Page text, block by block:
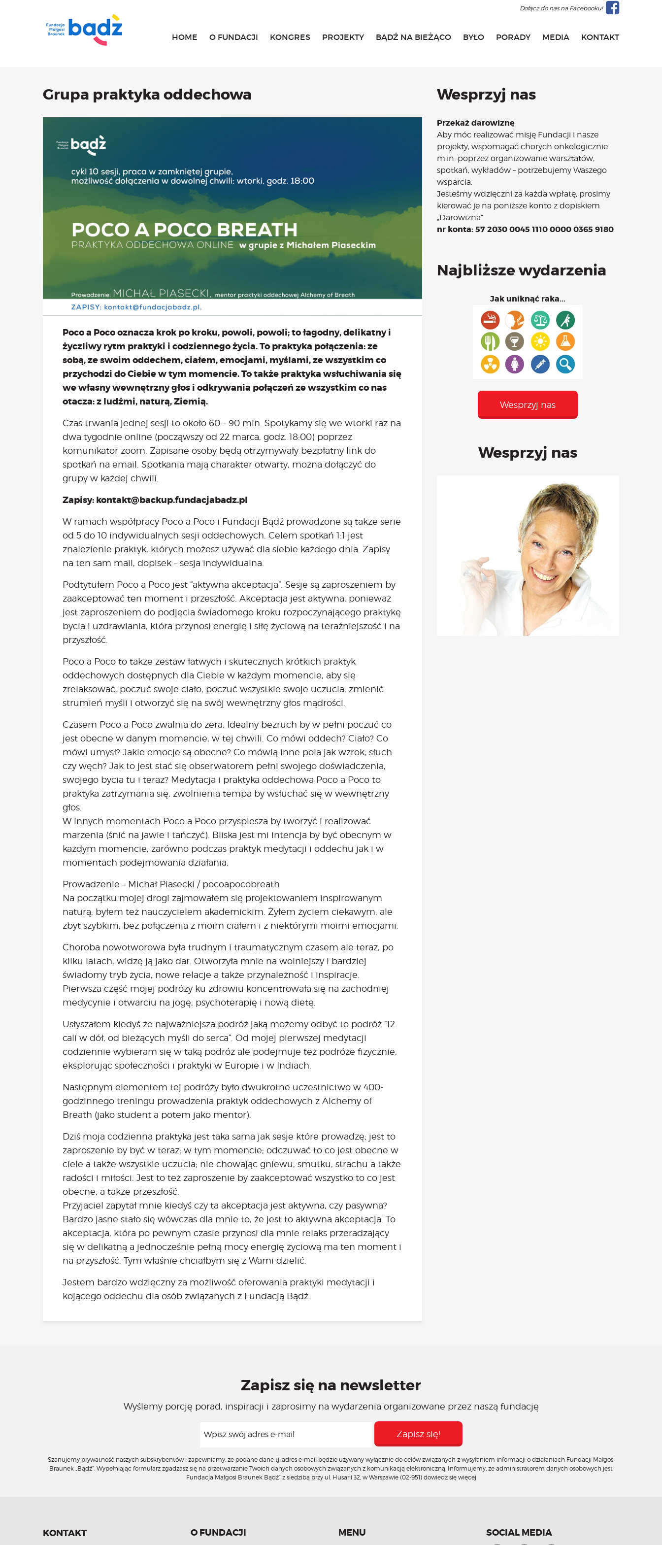
HOME O FUNDACJI KONGRES PROJEKTY BĄDŹ NA BIEŻĄCO BYŁO PORADY MEDIA KONTAKT
Dołącz do nas na Facebooku!
Grupa praktyka oddechowa
Poco a Poco oznacza krok po kroku, powoli, powoli; to łagodny, delikatny i
życzliwy rytm praktyki i codziennego życia. To praktyka połączenia: ze
sobą, ze swoim oddechem, ciałem, emocjami, myślami, ze wszystkim co
przychodzi do Ciebie w tym momencie. To także praktyka wsłuchiwania się
we własny wewnętrzny głos i odkrywania połączeń ze wszystkim co nas
otacza: z ludźmi, naturą, Ziemią.
Czas trwania jednej sesji to około 60 – 90 min. Spotykamy się we wtorki raz na
dwa tygodnie online (począwszy od 22 marca, godz. 18:00) poprzez
komunikator zoom. Zapisane osoby będą otrzymywały bezpłatny link do
spotkań na email. Spotkania mają charakter otwarty, można dołączyć do
grupy w każdej chwili.
Zapisy: kontakt@backup.fundacjabadz.pl
W ramach współpracy Poco a Poco i Fundacji Bądź prowadzone są także serie
od 5 do 10 indywidualnych sesji oddechowych. Celem spotkań 1:1 jest
znalezienie praktyk, których możesz używać dla siebie każdego dnia. Zapisy
na ten sam mail, dopisek – sesja indywidualna.
Podtytułem Poco a Poco jest “aktywna akceptacja”. Sesje są zaproszeniem by
zaakceptować ten moment i przeszłość. Akceptacja jest aktywna, ponieważ
jest zaproszeniem do podjęcia świadomego kroku rozpoczynającego praktykę
bycia i uzdrawiania, która przynosi energię i siłę życiową na teraźniejszość i na
przyszłość.
Poco a Poco to także zestaw łatwych i skutecznych krótkich praktyk
oddechowych dostępnych dla Ciebie w każdym momencie, aby się
zrelaksować, poczuć swoje ciało, poczuć wszystkie swoje uczucia, zmienić
strumień myśli i otworzyć się na swój wewnętrzny głos mądrości.
Czasem Poco a Poco zwalnia do zera. Idealny bezruch by w pełni poczuć co
jest obecne w danym momencie, w tej chwili. Co mówi oddech? Ciało? Co
mówi umysł? Jakie emocje są obecne? Co mówią inne pola jak wzrok, słuch
czy węch? Jak to jest stać się obserwatorem pełni swojego doświadczenia,
swojego bycia tu i teraz? Medytacja i praktyka oddechowa Poco a Poco to
praktyka zatrzymania się, zwolnienia tempa by wsłuchać się w wewnętrzny
głos.
W innych momentach Poco a Poco przyspiesza by tworzyć i realizować
marzenia (śnić na jawie i tańczyć). Bliska jest mi intencja by być obecnym w
każdym momencie, zarówno podczas praktyk medytacji i oddechu jak i w
momentach podejmowania działania.
Prowadzenie – Michał Piasecki / pocoapocobreath
Na początku mojej drogi zajmowałem się projektowaniem inspirowanym
naturą; byłem też nauczycielem akademickim. Żyłem życiem ciekawym, ale
zbyt szybkim, bez połączenia z moim ciałem i z niektórymi moimi emocjami.
Choroba nowotworowa była trudnym i traumatycznym czasem ale teraz, po
kilku latach, widzę ją jako dar. Otworzyła mnie na wolniejszy i bardziej
świadomy tryb życia, nowe relacje a także przynależność i inspiracje.
Pierwsza część mojej podróży ku zdrowiu koncentrowała się na zachodniej
medycynie i otwarciu na jogę, psychoterapię i nową dietę.
Usłyszałem kiedyś że najważniejsza podróż jaką możemy odbyć to podróż “12
cali w dół, od bieżących myśli do serca”. Od mojej pierwszej medytacji
codziennie wybieram się w taką podróż ale podejmuje też podróże fizycznie,
eksplorując społeczności i praktyki w Europie i w Indiach.
Następnym elementem tej podróży było dwukrotne uczestnictwo w 400-
godzinnego treningu prowadzenia praktyk oddechowych z Alchemy of
Breath (jako student a potem jako mentor).
Dziś moja codzienna praktyka jest taka sama jak sesje które prowadzę; jest to
zaproszenie by być w teraz; w tym momencie; odczuwać to co jest obecne w
ciele a także wszystkie uczucia; nie chowając gniewu, smutku, strachu a także
radości i miłości. Jest to też zaproszenie by zaakceptować wszystko to co jest
obecne, a także przeszłość.
Przyjaciel zapytał mnie kiedyś czy ta akceptacja jest aktywna, czy pasywna?
Bardzo jasne stało się wówczas dla mnie to, że jest to aktywna akceptacja. To
akceptacja, która po pewnym czasie przynosi dla mnie relaks przeradzający
się w delikatną a jednocześnie pełną mocy energię życiową ma ten moment i
na przyszłość. Tym właśnie chciałbym się z Wami dzielić.
Jestem bardzo wdzięczny za możliwość oferowania praktyki medytacji i
kojącego oddechu dla osób związanych z Fundacją Bądź.
Wesprzyj nas
Przekaż darowiznę
Aby móc realizować misję Fundacji i nasze
projekty, wspomagać chorych onkologicznie
m.in. poprzez organizowanie warsztatów,
spotkań, wykładów – potrzebujemy Waszego
wsparcia.
Jesteśmy wdzięczni za każda wpłatę, prosimy
kierować je na poniższe konto z dopiskiem
„Darowizna”
nr konta: 57 2030 0045 1110 0000 0365 9180
Najbliższe wydarzenia
Jak uniknąć raka...
Wesprzyj nas
Wesprzyj nas
Zapisz się na newsletter
Wyślemy porcję porad, inspiracji i zaprosimy na wydarzenia organizowane przez naszą fundację
Szanujemy prywatność naszych subskrybentów i zapewniamy, że podane dane tj. adres e-mail będzie używany wyłącznie do celów związanych z wysyłaniem informacji o działaniach Fundacji Małgosi
Braunek „Bądź”. Wypełniając formularz zgadzasz się na przetwarzanie Twoich danych osobowych związanych z komunikacją elektroniczną. Informujemy, że administratorem danych osobowych jest
Fundacja Małgosi Braunek Bądź” z siedzibą przy ul. Husarii 32, w Warszawie (02-951) dowiedz się więcej
KONTAKT O FUNDACJI MENU SOCIAL MEDIA
Home
Kongres
Kongres 2019
Projekty
Bezpłatne konsultacje psychologiczne online marzec – kwiecień – maj
Grupa praktyka oddechowa
Jestem i Będę
Bądź od Małego
Bądź w Kazimierzu
Cykle edukacyjne (warsztaty i LIVE’y)
Infolinia
Sensowne ścieżki zdrowia
Zmieniamy niezdrowe na zdrowe
Cykl edukacyjny Powiat Piaseczeński
Bądź na bieżąco
aktualności
Będzie
Było
Ciało
Duch
Psychika
Uśmiechnij się!
Filmy
Galeria
„Bądź” w mediach
Kontakt